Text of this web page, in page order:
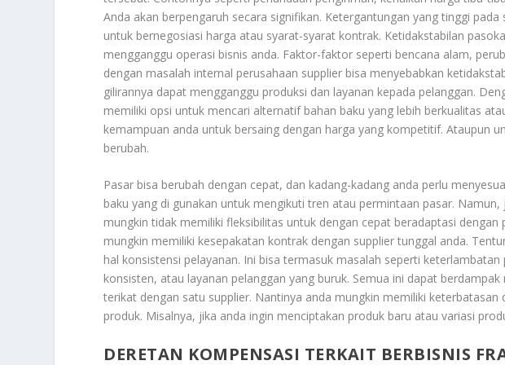
Anda akan berpengaruh secara signifikan. Ketergantungan yang tinggi
untuk bernegosiasi harga atau syarat-syarat kontrak. Ketidakstabilan
mengganggu operasi bisnis anda. Faktor-faktor seperti bencana alam,
dengan masalah internal perusahaan supplier bisa menyebabkan
gilirannya dapat mengganggu produksi dan layanan kepada pelanggan.
memiliki opsi untuk mencari alternatif bahan baku yang lebih berkualitas
kemampuan anda untuk bersaing dengan harga yang kompetitif. Ataupun
berubah.
Pasar bisa berubah dengan cepat, dan kadang-kadang anda perlu
baku yang di gunakan untuk mengikuti tren atau permintaan pasar.
mungkin tidak memiliki fleksibilitas untuk dengan cepat beradaptasi dengan
mungkin memiliki kesepakatan kontrak dengan supplier tunggal anda.
hal konsistensi pelayanan. Ini bisa termasuk masalah seperti
konsisten, atau layanan pelanggan yang buruk. Semua ini dapat
terikat dengan satu supplier. Nantinya anda mungkin memiliki keterbatasan
produk. Misalnya, jika anda ingin menciptakan produk baru atau variasi
DERETAN KOMPENSASI TERKAIT BERBISNIS